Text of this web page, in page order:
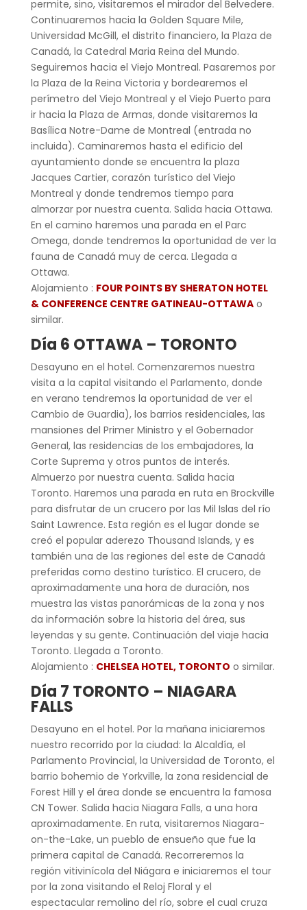
permite, sino, visitaremos el mirador del Belvedere.
Continuaremos hacia la Golden Square Mile,
Universidad McGill, el distrito financiero, la Plaza de
Canadá, la Catedral Maria Reina del Mundo.
Seguiremos hacia el Viejo Montreal. Pasaremos por
la Plaza de la Reina Victoria y bordearemos el
perímetro del Viejo Montreal y el Viejo Puerto para
ir hacia la Plaza de Armas, donde visitaremos la
Basílica Notre-Dame de Montreal (entrada no
incluida). Caminaremos hasta el edificio del
ayuntamiento donde se encuentra la plaza
Jacques Cartier, corazón turístico del Viejo
Montreal y donde tendremos tiempo para
almorzar por nuestra cuenta. Salida hacia Ottawa.
En el camino haremos una parada en el Parc
Omega, donde tendremos la oportunidad de ver la
fauna de Canadá muy de cerca. Llegada a
Ottawa.
Alojamiento : FOUR POINTS BY SHERATON HOTEL
& CONFERENCE CENTRE GATINEAU-OTTAWAo
similar.
Día 6 OTTAWA – TORONTO
Desayuno en el hotel. Comenzaremos nuestra
visita a la capital visitando el Parlamento, donde
en verano tendremos la oportunidad de ver el
Cambio de Guardia), los barrios residenciales, las
mansiones del Primer Ministro y el Gobernador
General, las residencias de los embajadores, la
Corte Suprema y otros puntos de interés.
Almuerzo por nuestra cuenta. Salida hacia
Toronto. Haremos una parada en ruta en Brockville
para disfrutar de un crucero por las Mil Islas del río
Saint Lawrence. Esta región es el lugar donde se
creó el popular aderezo Thousand Islands, y es
también una de las regiones del este de Canadá
preferidas como destino turístico. El crucero, de
aproximadamente una hora de duración, nos
muestra las vistas panorámicas de la zona y nos
da información sobre la historia del área, sus
leyendas y su gente. Continuación del viaje hacia
Toronto. Llegada a Toronto.
Alojamiento : CHELSEA HOTEL, TORONTO o similar.
Día 7 TORONTO – NIAGARA
FALLS
Desayuno en el hotel. Por la mañana iniciaremos
nuestro recorrido por la ciudad: la Alcaldía, el
Parlamento Provincial, la Universidad de Toronto, el
barrio bohemio de Yorkville, la zona residencial de
Forest Hill y el área donde se encuentra la famosa
CN Tower. Salida hacia Niagara Falls, a una hora
aproximadamente. En ruta, visitaremos Niagara-
on-the-Lake, un pueblo de ensueño que fue la
primera capital de Canadá. Recorreremos la
región vitivinícola del Niágara e iniciaremos el tour
por la zona visitando el Reloj Floral y el
espectacular remolino del río, sobre el cual cruza